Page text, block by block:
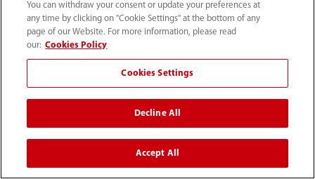
You can withdraw your consent or update your preferences at
any time by clicking on "Cookie Settings" at the bottom of any
page of our Website. For more information, please read
our: Cookies Policy
Cookies Settings
Decline All
Accept All